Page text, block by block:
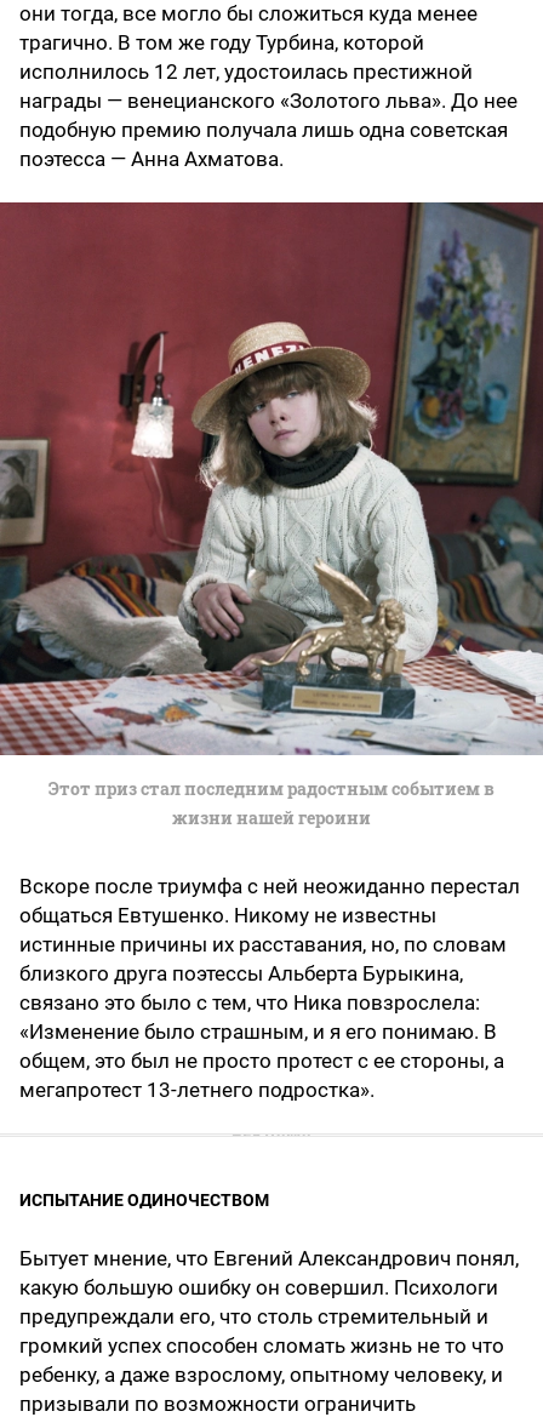
они тогда, все могло бы сложиться куда менее
трагично. В том же году Турбина, которой
исполнилось 12 лет, удостоилась престижной
награды — венецианского «Золотого льва». До нее
подобную премию получала лишь одна советская
поэтесса — Анна Ахматова.
Этот приз стал последним радостным событием в
жизни нашей героини
Вскоре после триумфа с ней неожиданно перестал
общаться Евтушенко. Никому не известны
истинные причины их расставания, но, по словам
близкого друга поэтессы Альберта Бурыкина,
связано это было с тем, что Ника повзрослела:
«Изменение было страшным, и я его понимаю. В
общем, это был не просто протест с ее стороны, а
мегапротест 13-летнего подростка».
ИСПЫТАНИЕ ОДИНОЧЕСТВОМ
Бытует мнение, что Евгений Александрович понял,
какую большую ошибку он совершил. Психологи
предупреждали его, что столь стремительный и
громкий успех способен сломать жизнь не то что
ребенку, а даже взрослому, опытному человеку, и
призывали по возможности ограничить